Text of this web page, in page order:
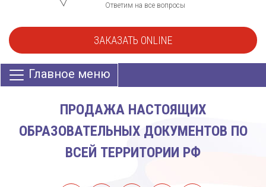
Ответим на все вопросы
ЗАКАЗАТЬ ONLINE
Главное меню
ПРОДАЖА НАСТОЯЩИХ
ОБРАЗОВАТЕЛЬНЫХ ДОКУМЕНТОВ ПО
ВСЕЙ ТЕРРИТОРИИ РФ